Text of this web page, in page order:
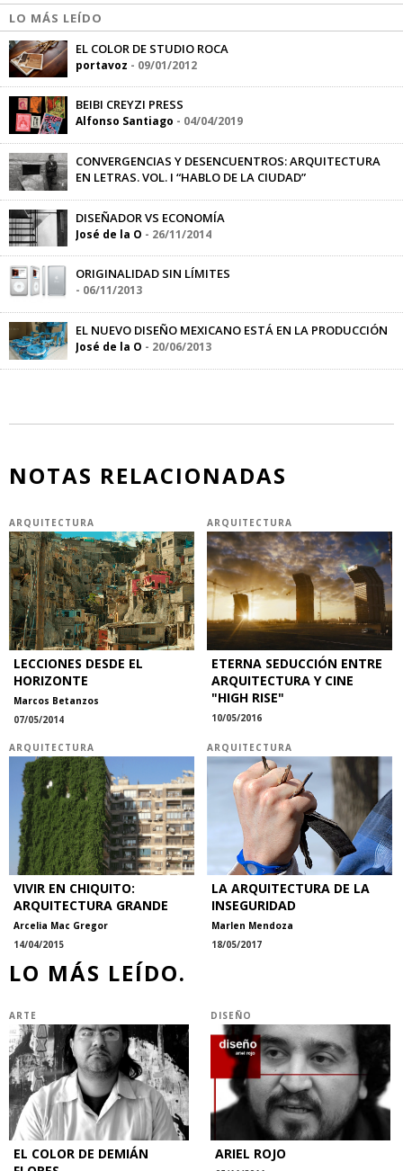
LO MÁS LEÍDO
EL COLOR DE STUDIO ROCA
portavoz - 09/01/2012
BEIBI CREYZI PRESS
Alfonso Santiago - 04/04/2019
CONVERGENCIAS Y DESENCUENTROS: ARQUITECTURA
EN LETRAS. VOL. I “HABLO DE LA CIUDAD”
DISEÑADOR VS ECONOMÍA
José de la O - 26/11/2014
ORIGINALIDAD SIN LÍMITES
- 06/11/2013
EL NUEVO DISEÑO MEXICANO ESTÁ EN LA PRODUCCIÓN
José de la O - 20/06/2013
NOTAS RELACIONADAS
ARQUITECTURA
LECCIONES DESDE EL
HORIZONTE
Marcos Betanzos
07/05/2014
ARQUITECTURA
ETERNA SEDUCCIÓN ENTRE
ARQUITECTURA Y CINE
"HIGH RISE"
10/05/2016
ARQUITECTURA
VIVIR EN CHIQUITO:
ARQUITECTURA GRANDE
Arcelia Mac Gregor
14/04/2015
ARQUITECTURA
LA ARQUITECTURA DE LA
INSEGURIDAD
Marlen Mendoza
18/05/2017
LO MÁS LEÍDO.
ARTE
EL COLOR DE DEMIÁN
DISEÑO
ARIEL ROJO